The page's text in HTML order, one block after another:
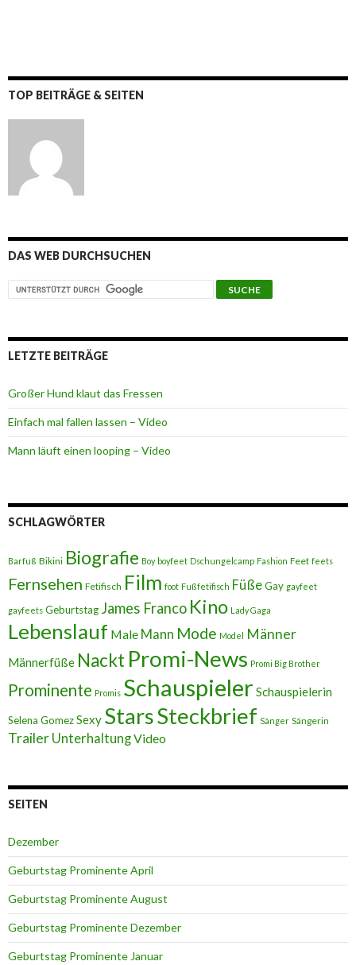
TOP BEITRÄGE & SEITEN
DAS WEB DURCHSUCHEN
LETZTE BEITRÄGE
Großer Hund klaut das Fressen
Einfach mal fallen lassen – Video
Mann läuft einen looping – Video
SCHLAGWÖRTER
Barfuß Bikini Biografie Boy boyfeet Dschungelcamp Fashion Feet feets
Fernsehen Fetifisch Film foot Fußfetifisch FüßeGay gayfeet
gayfeets Geburtstag James Franco Kino Lady Gaga
Lebenslauf Male Mann Mode Model Männer
Männerfüße Nackt Promi-News Promi Big Brother
Prominente Promis Schauspieler Schauspielerin
Selena GomezSexy StarsSteckbrief Sänger Sängerin
Trailer UnterhaltungVideo
SEITEN
Dezember
Geburtstag Prominente April
Geburtstag Prominente August
Geburtstag Prominente Dezember
Geburtstag Prominente Januar